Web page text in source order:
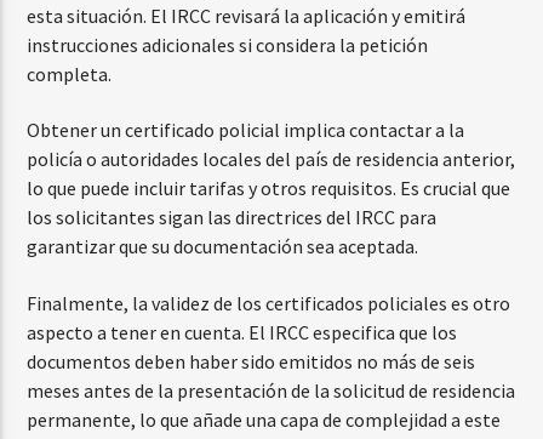
esta situación. El IRCC revisará la aplicación y emitirá
instrucciones adicionales si considera la petición
completa.
Obtener un certificado policial implica contactar a la
policía o autoridades locales del país de residencia anterior,
lo que puede incluir tarifas y otros requisitos. Es crucial que
los solicitantes sigan las directrices del IRCC para
garantizar que su documentación sea aceptada.
Finalmente, la validez de los certificados policiales es otro
aspecto a tener en cuenta. El IRCC especifica que los
documentos deben haber sido emitidos no más de seis
meses antes de la presentación de la solicitud de residencia
permanente, lo que añade una capa de complejidad a este